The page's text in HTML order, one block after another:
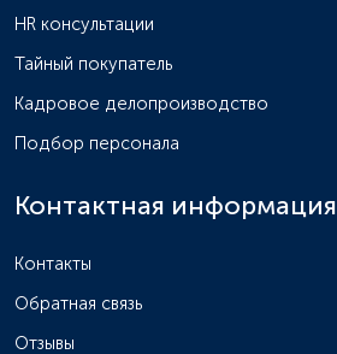
HR консультации
Тайный покупатель
Кадровое делопроизводство
Подбор персонала
Контактная информация
Контакты
Обратная связь
Отзывы